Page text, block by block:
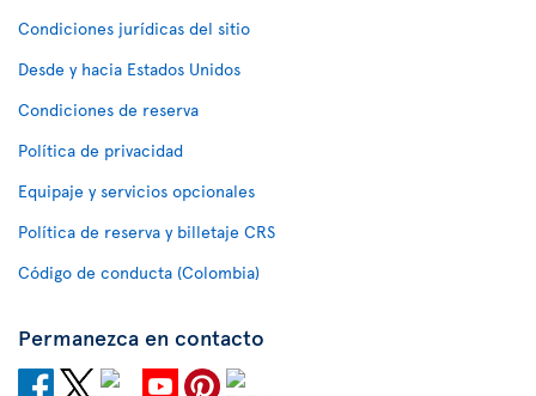
Condiciones jurídicas del sitio
Desde y hacia Estados Unidos
Condiciones de reserva
Política de privacidad
Equipaje y servicios opcionales
Política de reserva y billetaje CRS
Código de conducta (Colombia)
Permanezca en contacto